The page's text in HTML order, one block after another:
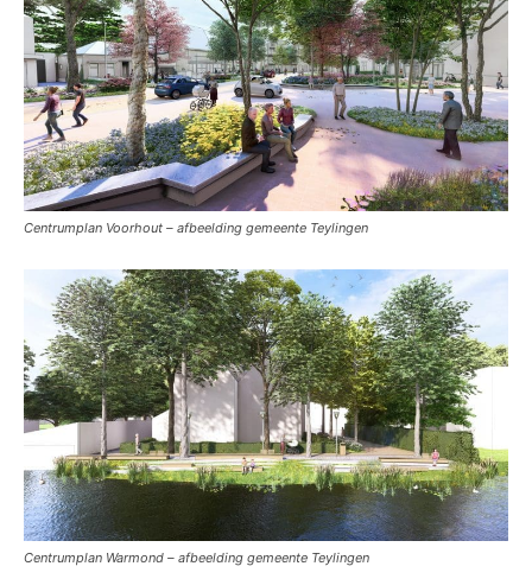
Centrumplan Voorhout – afbeelding gemeente Teylingen
Centrumplan Warmond – afbeelding gemeente Teylingen